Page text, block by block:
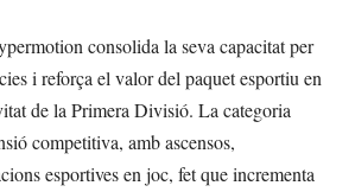
consolida la seva capacitat per
i reforça el valor del paquet esportiu en
de la Primera Divisió. La categoria
competitiva, amb ascensos,
esportives en joc, fet que incrementa